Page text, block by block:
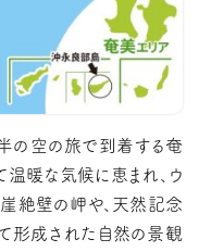
の空の旅で到着する奄
温暖な気候に恵まれ、ウ
崖絶壁の岬や、天然記念
形成された自然の景観